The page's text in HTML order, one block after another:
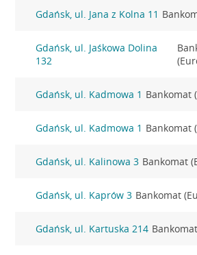
Gdańsk, ul. Jana z Kolna 11
Gdańsk, ul. Jaśkowa Dolina
132
Gdańsk, ul. Kadmowa 1 Bankomat
Gdańsk, ul. Kadmowa 1 Bankomat
Gdańsk, ul. Kalinowa 3 Bankomat
Gdańsk, ul. Kaprów 3 Bankomat
Gdańsk, ul. Kartuska 214